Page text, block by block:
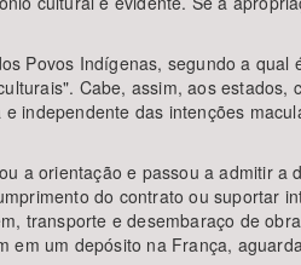
Povos Indígenas, segundo a
Cabe, assim, aos
independente das intenções
a orientação e passou a admitir a
do contrato ou suportar
transporte e desembaraço de
em um depósito na França,